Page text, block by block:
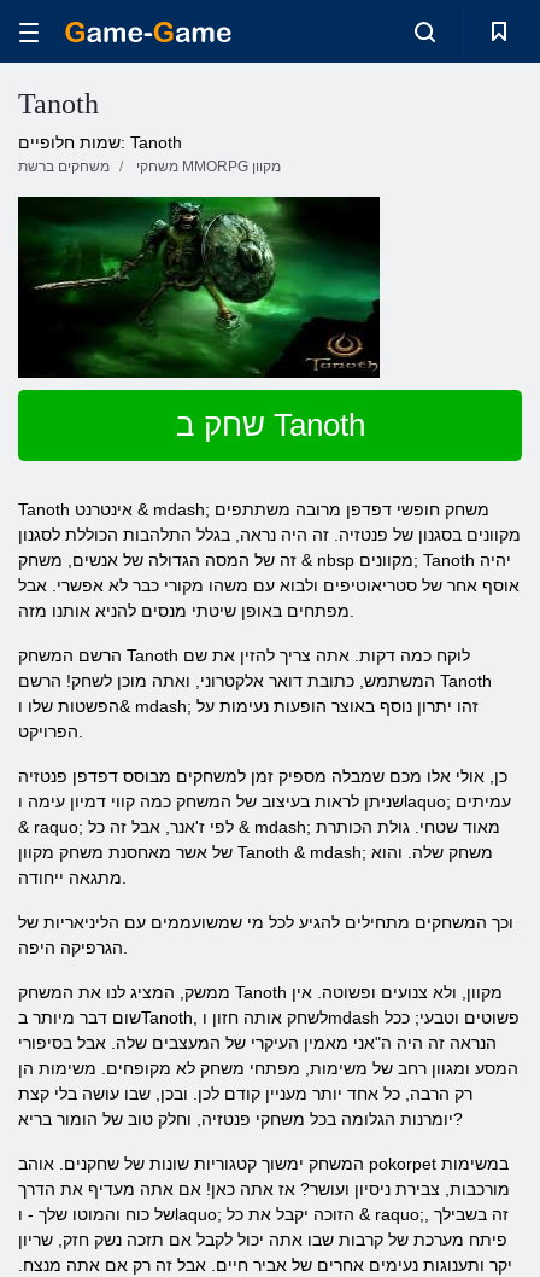
Tanoth
שמות חלופיים: Tanoth
משחקים ברשת משחקי MMORPG מקוון
שחק ב Tanoth
Tanoth אינטרנט & mdash; משחק חופשי דפדפן מרובה משתתפים
מקוונים בסגנון של פנטזיה. זה היה נראה, בגלל התלהבות הכוללת לסגנון
זה של המסה הגדולה של אנשים, משחק & nbsp מקוונים; Tanoth יהיה
אוסף אחר של סטריאוטיפים ולבוא עם משהו מקורי כבר לא אפשרי. אבל
הרשם המשחק Tanoth לוקח כמה דקות. אתה צריך להזין את שם
המשתמש, כתובת דואר אלקטרוני, ואתה מוכן לשחק! הרשם Tanoth
הפשטות שלו ו& mdash; זהו יתרון נוסף באוצר הופעות נעימות על
כן, אולי אלו מכם שמבלה מספיק זמן למשחקים מבוסס דפדפן פנטזיה
שניתן לראות בעיצוב של המשחק כמה קווי דמיון עימה וlaquo; עמיתים
& raquo; לפי ז'אנר, אבל זה כל & mdash; מאוד שטחי. גולת הכותרת
של אשר מאחסנת משחק מקוון Tanoth & mdash; משחק שלה. והוא
וכך המשחקים מתחילים להגיע לכל מי שמשועממים עם הליניאריות של
ממשק, המציג לנו את המשחק Tanoth מקוון, ולא צנועים ופשוטה. אין
שום דבר מיותר בTanoth, לשחק אותה חזון וmdash פשוטים וטבעי; ככל
הנראה זה היה ה"אני מאמין העיקרי של המעצבים שלה. אבל בסיפורי
המסע ומגוון רחב של משימות, מפתחי משחק לא מקופחים. משימות הן
רק הרבה, כל אחד יותר מעניין קודם לכן. ובכן, שבו עושה בלי קצת
יומרנות הגלומה בכל משחקי פנטזיה, וחלק טוב של הומור בריא?
המשחק ימשוך קטגוריות שונות של שחקנים. אוהב pokorpet במשימות
מורכבות, צבירת ניסיון ועושר? אז אתה כאן! אם אתה מעדיף את הדרך
של כוח והמוטו שלך - וlaquo; הזוכה יקבל את כל & raquo;, זה בשבילך
פיתח מערכת של קרבות שבו אתה יכול לקבל אם תזכה נשק חזק, שריון
יקר ותענוגות נעימים אחרים של אביר חיים. אבל זה רק אם אתה מנצח.